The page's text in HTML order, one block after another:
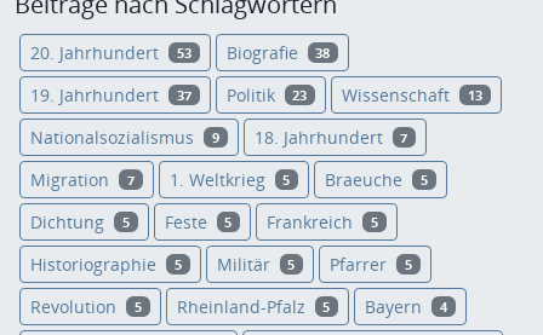
20. Jahrhundert 53 Biografie 38
19. Jahrhundert 37 Politik 23 Wissenschaft 13
Nationalsozialismus 9 18. Jahrhundert 7
Migration 7 1. Weltkrieg 5 Braeuche 5
Dichtung 5 Feste 5 Frankreich 5
Historiographie 5 Militär 5 Pfarrer 5
Revolution 5 Rheinland-Pfalz 5 Bayern 4